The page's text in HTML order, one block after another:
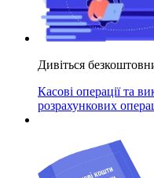
Дивіться
Касові операції та
розрахункових